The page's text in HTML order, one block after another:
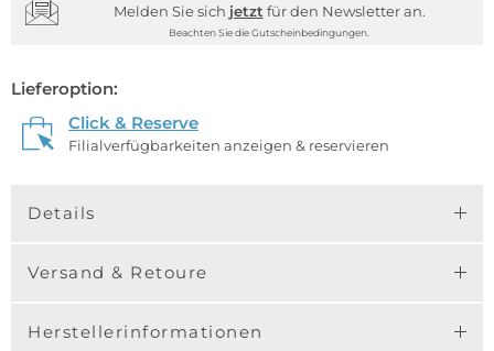
Melden Sie sich jetzt für den Newsletter an.
Beachten Sie die Gutscheinbedingungen.
Lieferoption:
Click & Reserve
Filialverfügbarkeiten anzeigen & reservieren
Details
Versand & Retoure
Herstellerinformationen